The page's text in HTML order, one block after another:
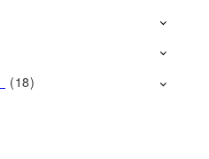
(18)